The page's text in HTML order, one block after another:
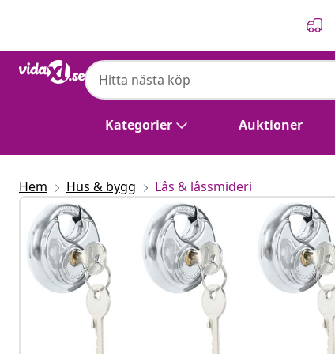
Kategorier Auktioner
Hem Hus & bygg Lås & låssmideri